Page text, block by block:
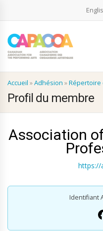
Accueil »Adhésion »Répertoire
Profil du membre
Association
https://
Identifiant